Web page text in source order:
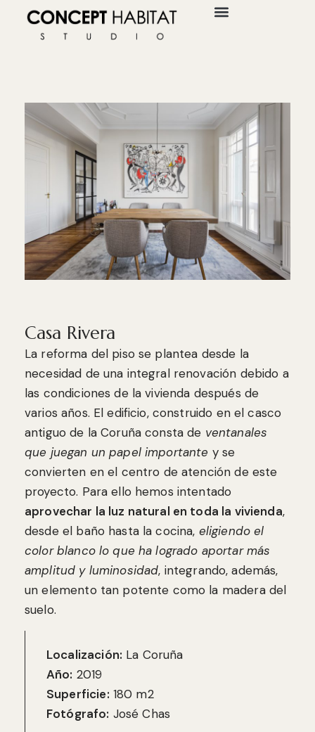
Casa Rivera
La reforma del piso se plantea desde la
necesidad de una integral renovación debido a
las condiciones de la vivienda después de
varios años. El edificio, construido en el casco
antiguo de la Coruña consta de ventanales
que juegan un papel importante y se
convierten en el centro de atención de este
proyecto. Para ello hemos intentado
aprovechar la luz natural en toda la vivienda,
desde el baño hasta la cocina, eligiendo el
color blanco lo que ha logrado aportar más
amplitud y luminosidad, integrando, además,
un elemento tan potente como la madera del
suelo.
Localización: La Coruña
Año: 2019
Superficie: 180 m2
Fotógrafo: José Chas